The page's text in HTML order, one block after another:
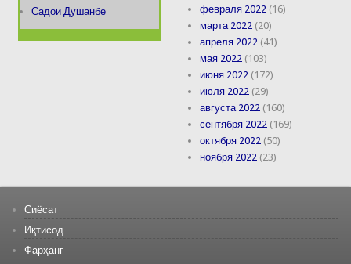
Садои Душанбе
февраля 2022 (16)
марта 2022 (20)
апреля 2022 (41)
мая 2022 (103)
июня 2022 (172)
июля 2022 (29)
августа 2022 (160)
сентября 2022 (169)
октября 2022 (50)
ноября 2022 (23)
Сиёсат
Иқтисод
Фарҳанг